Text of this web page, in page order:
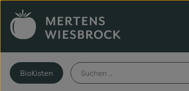
BioKisten